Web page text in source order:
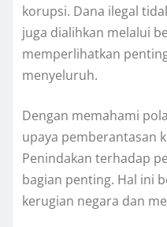
korupsi. Dana ilegal
juga dialihkan melalui
memperlihatkan
menyeluruh.
Dengan memahami
upaya pemberantasan
Penindakan terhadap
bagian penting. Hal ini
kerugian negara dan